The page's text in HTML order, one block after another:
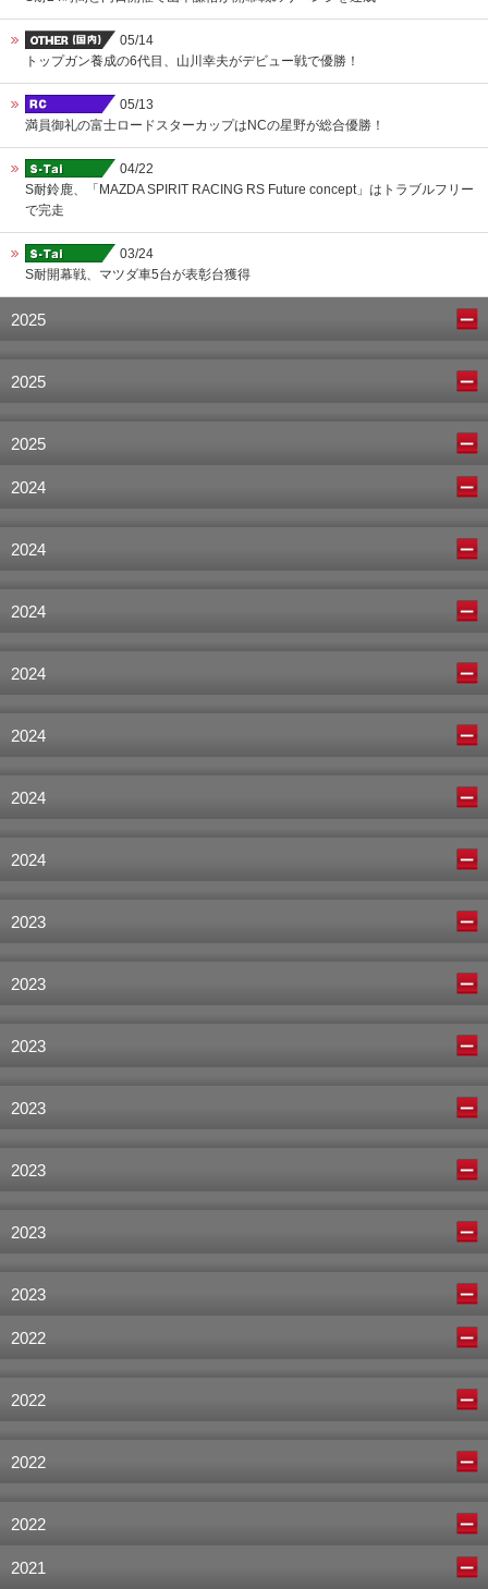
05/14
トップガン養成の6代目、山川幸夫がデビュー戦で優勝！
05/13
満員御礼の富士ロードスターカップはNCの星野が総合優勝！
04/22
S耐鈴鹿、「MAZDA SPIRIT RACING RS Future concept」はトラブルフリー
で完走
03/24
S耐開幕戦、マツダ車5台が表彰台獲得
2025
2025
2025
2024
2024
2024
2024
2024
2024
2024
2023
2023
2023
2023
2023
2023
2023
2022
2022
2022
2022
2021